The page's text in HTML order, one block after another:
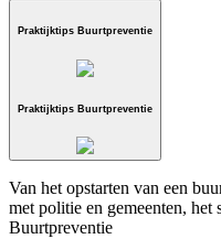
Praktijktips Buurtpreventie
Praktijktips Buurtpreventie
Van het opstarten van een
met politie en gemeenten, het
Buurtpreventie